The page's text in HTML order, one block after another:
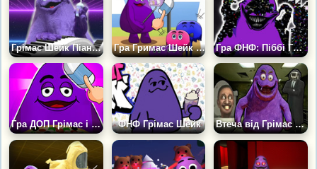
Грімас Шейк Піаніно Гра Гримас Шейк ДОП: Витри Зайве Гра ФНФ: Піббі Грімас Шейк
Гра ДОП Грімас і Монстри: Зітри зайве ФНФ Грімас Шейк Втеча від Грімас Шийка, Скібіді та Камерамена